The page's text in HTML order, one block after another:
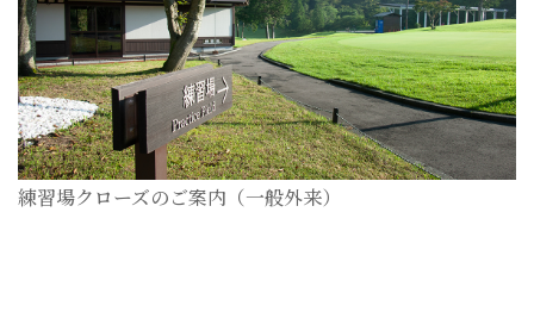
練習場クローズのご案内（一般外来）